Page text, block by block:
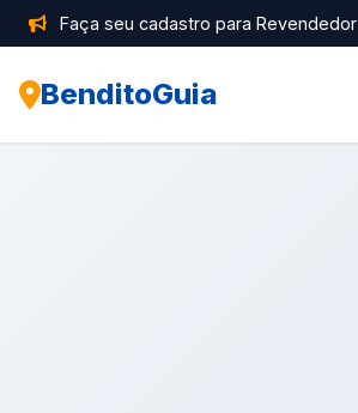
Faça seu cadastro para Revendedor
BenditoGuia